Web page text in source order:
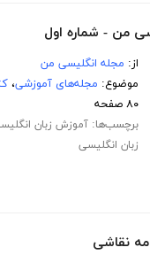
من - شماره اول
از: مجله انگلیسی من
موضوع: مجله‌های آموزشی،
۸۰ صفحه
برچسب‌ها:آموزش زبان
زبان انگلیسی
نقاشی